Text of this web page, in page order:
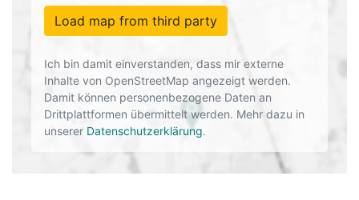
Load map from third party
Ich bin damit einverstanden, dass mir externe
Inhalte von OpenStreetMap angezeigt werden.
Damit können personenbezogene Daten an
Drittplattformen übermittelt werden. Mehr dazu in
unserer Datenschutzerklärung.